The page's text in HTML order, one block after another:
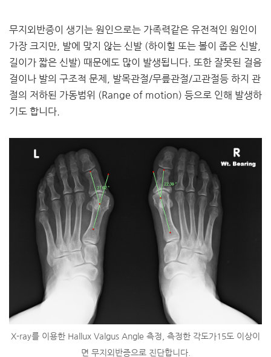
무지외반증이 생기는 원인으로는 가족력같은 유전적인 원인이
가장 크지만, 발에 맞지 않는 신발 (하이힐 또는 볼이 좁은 신발,
길이가 짧은 신발) 때문에도 많이 발생됩니다. 또한 잘못된 걸음
걸이나 발의 구조적 문제, 발목관절/무릎관절/고관절등 하지 관
절의 저하된 가동범위 (Range of motion) 등으로 인해 발생하
기도 합니다.
X-ray를 이용한 Hallux Valgus Angle 측정, 측정한 각도가15도 이상이
면 무지외반증으로 진단합니다.